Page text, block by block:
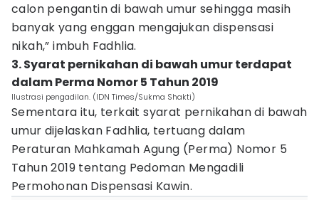
calon pengantin di bawah umur sehingga masih
banyak yang enggan mengajukan dispensasi
nikah,” imbuh Fadhlia.
3. Syarat pernikahan di bawah umur terdapat
dalam Perma Nomor 5 Tahun 2019
Ilustrasi pengadilan. (IDN Times/Sukma Shakti)
Sementara itu, terkait syarat pernikahan di bawah
umur dijelaskan Fadhlia, tertuang dalam
Peraturan Mahkamah Agung (Perma) Nomor 5
Tahun 2019 tentang Pedoman Mengadili
Permohonan Dispensasi Kawin.